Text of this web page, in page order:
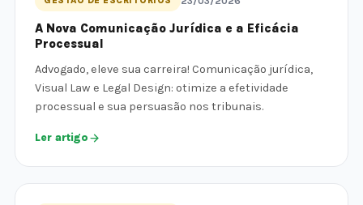
A Nova Comunicação Jurídica e a Eficácia
Processual
Advogado, eleve sua carreira! Comunicação jurídica,
Visual Law e Legal Design: otimize a efetividade
processual e sua persuasão nos tribunais.
Ler artigo